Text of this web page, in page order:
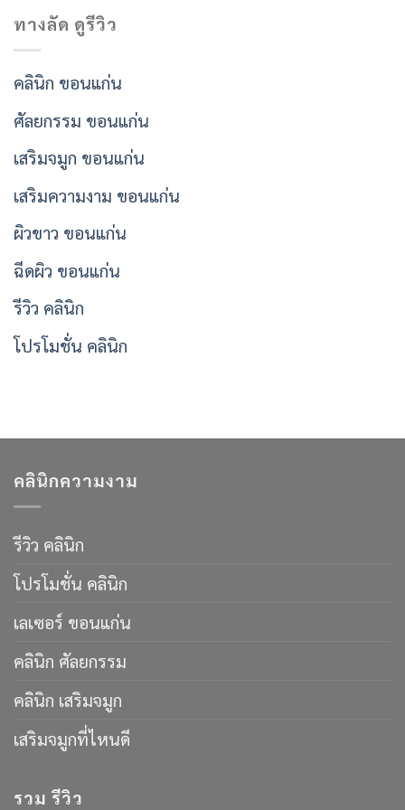
ทางลัด ดูรีวิว
คลินิก ขอนแก่น
ศัลยกรรม ขอนแก่น
เสริมจมูก ขอนแก่น
เสริมความงาม ขอนแก่น
ผิวขาว ขอนแก่น
ฉีดผิว ขอนแก่น
รีวิว คลินิก
โปรโมชั่น คลินิก
คลินิกความงาม
รีวิว คลินิก
โปรโมชั่น คลินิก
เลเซอร์ ขอนแก่น
คลินิก ศัลยกรรม
คลินิก เสริมจมูก
เสริมจมูกที่ไหนดี
รวม รีวิว